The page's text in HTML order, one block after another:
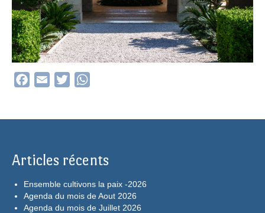
Facebook
Email Twitter
Articles récents
Ensemble cultivons la paix -2026
Agenda du mois de Aout 2026
Agenda du mois de Juillet 2026